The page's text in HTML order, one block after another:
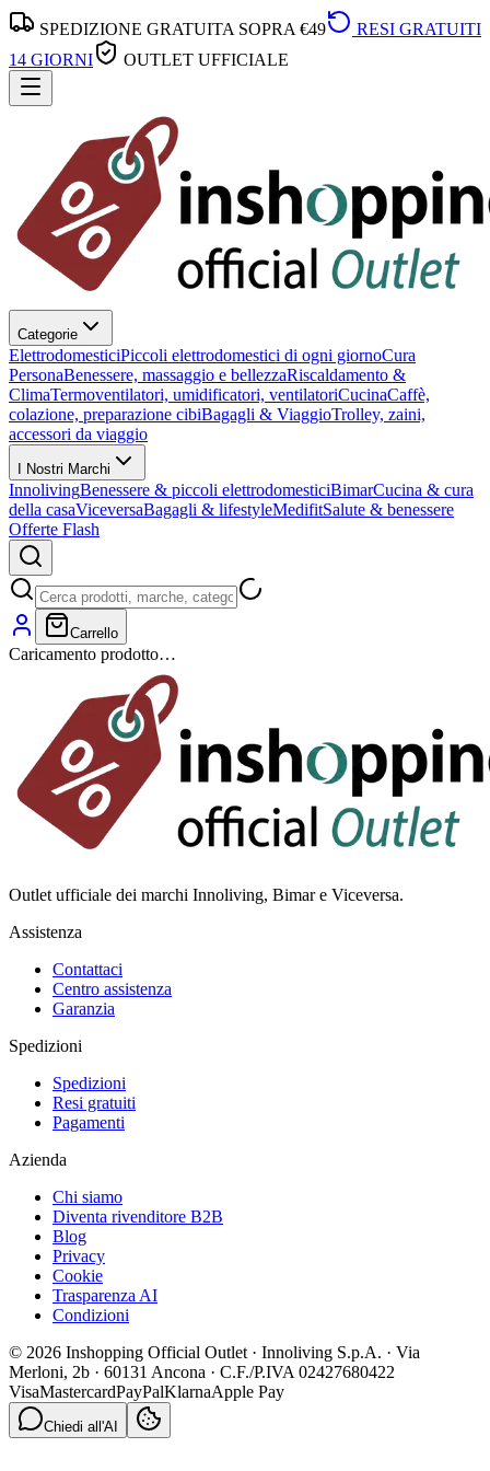
SPEDIZIONE GRATUITA SOPRA €49
RESI GRATUITI
14 GIORNI
OUTLET UFFICIALE
Categorie
ElettrodomesticiPiccoli elettrodomestici di ogni giornoCura
PersonaBenessere, massaggio e bellezzaRiscaldamento &
ClimaTermoventilatori, umidificatori, ventilatoriCucinaCaffè,
colazione, preparazione cibiBagagli & ViaggioTrolley, zaini,
accessori da viaggio
I Nostri Marchi
InnolivingBenessere & piccoli elettrodomesticiBimarCucina & cura
della casaViceversaBagagli & lifestyleMedifitSalute & benessere
Offerte Flash
Carrello
Caricamento prodotto…
Outlet ufficiale dei marchi Innoliving, Bimar e Viceversa.
Assistenza
Contattaci
Centro assistenza
Garanzia
Spedizioni
Spedizioni
Resi gratuiti
Pagamenti
Azienda
Chi siamo
Diventa rivenditore B2B
Blog
Privacy
Cookie
Trasparenza AI
Condizioni
© 2026 Inshopping Official Outlet · Innoliving S.p.A. · Via
Merloni, 2b · 60131 Ancona · C.F./P.IVA 02427680422
VisaMastercardPayPalKlarnaApple Pay
Chiedi all'AI